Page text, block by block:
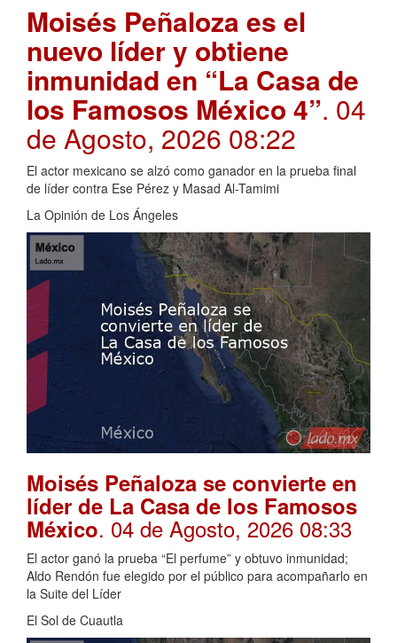
Moisés Peñaloza es el
nuevo líder y obtiene
inmunidad en “La Casa de
los Famosos México 4”. 04
de Agosto, 2026 08:22
El actor mexicano se alzó como ganador en la prueba final
de líder contra Ese Pérez y Masad Al-Tamimi
La Opinión de Los Ángeles
Moisés Peñaloza se convierte en
líder de La Casa de los Famosos
México. 04 de Agosto, 2026 08:33
El actor ganó la prueba “El perfume” y obtuvo inmunidad;
Aldo Rendón fue elegido por el público para acompañarlo en
la Suite del Líder
El Sol de Cuautla